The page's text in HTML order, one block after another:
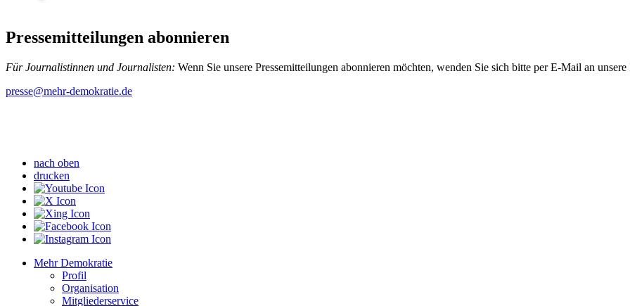
Pressemitteilungen abonnieren
Für Journalistinnen und Journalisten: Wenn Sie unsere Pressemitteilungen abonnieren möchten, wenden Sie sich bitte per E-Mail an unsere
presse@mehr-demokratie.de
nach oben
drucken
Mehr Demokratie
Profil
Organisation
Mitgliederservice